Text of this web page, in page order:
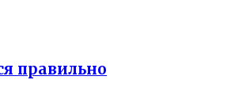
правильно